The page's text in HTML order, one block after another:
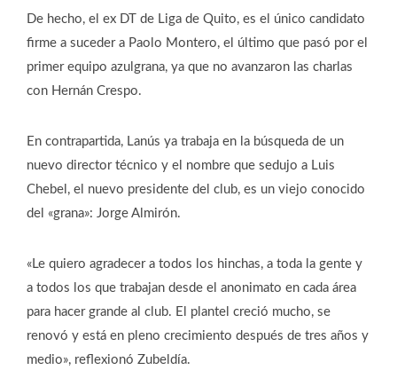
De hecho, el ex DT de Liga de Quito, es el único candidato
firme a suceder a Paolo Montero, el último que pasó por el
primer equipo azulgrana, ya que no avanzaron las charlas
con Hernán Crespo.
En contrapartida, Lanús ya trabaja en la búsqueda de un
nuevo director técnico y el nombre que sedujo a Luis
Chebel, el nuevo presidente del club, es un viejo conocido
del «grana»: Jorge Almirón.
«Le quiero agradecer a todos los hinchas, a toda la gente y
a todos los que trabajan desde el anonimato en cada área
para hacer grande al club. El plantel creció mucho, se
renovó y está en pleno crecimiento después de tres años y
medio», reflexionó Zubeldía.